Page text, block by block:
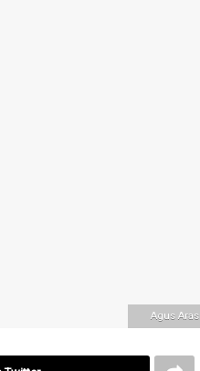
Agus Aras